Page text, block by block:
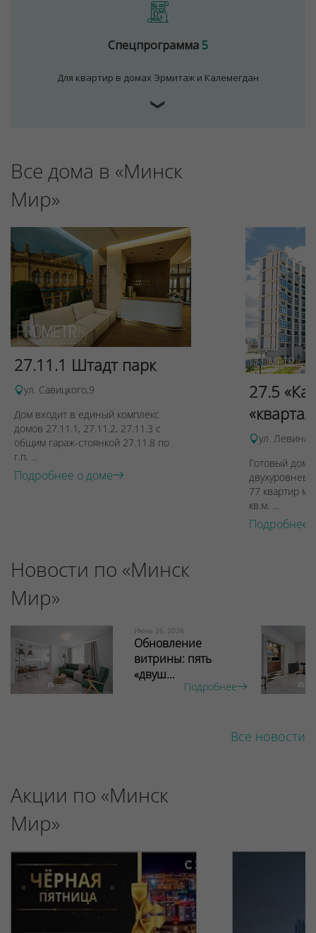
Спецпрограмма5
Для квартир в домах Эрмитаж и Калемегдан
❯
Все дома в «Минск
Мир»
27.11.1 Штадт парк
ул. Савицкого,9
Дом входит в единый комплекс
домов 27.11.1, 27.11.2, 27.11.3 с
общим гараж-стоянкой 27.11.8 по
г.п. ...
Подробнее о доме
27.5
ул. Левина,
Готовый дом
77 квартир
кв.м. ...
Подробнее
Новости по «Минск
Мир»
Июнь 26, 2026
Обновление
витрины: пять
«двуш...
Подробнее
Все новости
Акции по «Минск
Мир»
Для обеспечения удобства пользователей сайта
используются cookies
Отклонить